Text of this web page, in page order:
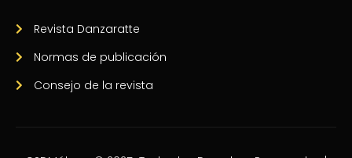
Revista Danzaratte
Normas de publicación
Consejo de la revista